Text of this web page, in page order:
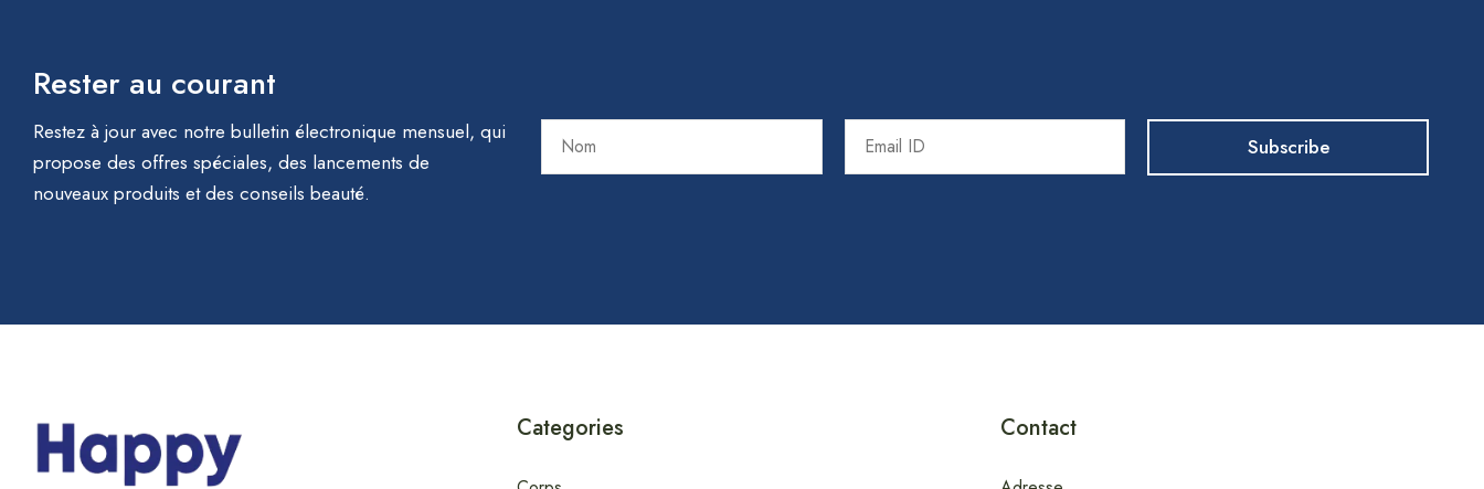
Rester au courant
Restez à jour avec notre bulletin électronique mensuel, qui
propose des offres spéciales, des lancements de
nouveaux produits et des conseils beauté.
Categories Contact